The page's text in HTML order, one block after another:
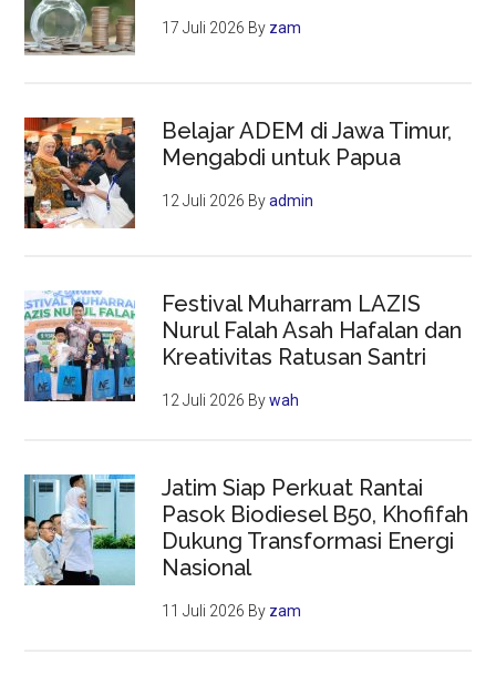
17 Juli 2026 By zam
Belajar ADEM di Jawa Timur,
Mengabdi untuk Papua
12 Juli 2026 Byadmin
Festival Muharram LAZIS
Nurul Falah Asah Hafalan dan
Kreativitas Ratusan Santri
12 Juli 2026 Bywah
Jatim Siap Perkuat Rantai
Pasok Biodiesel B50, Khofifah
Dukung Transformasi Energi
Nasional
11 Juli 2026 By zam